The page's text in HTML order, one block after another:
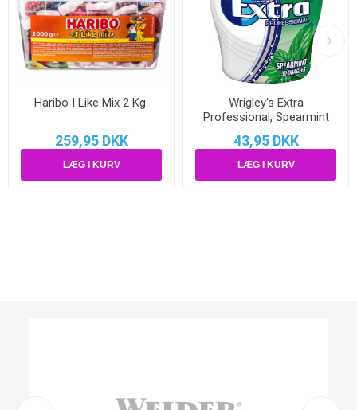
Haribo I Like Mix 2 Kg.
259,95 DKK
Wrigley's Extra
Professional, Spearmint
43,95 DKK